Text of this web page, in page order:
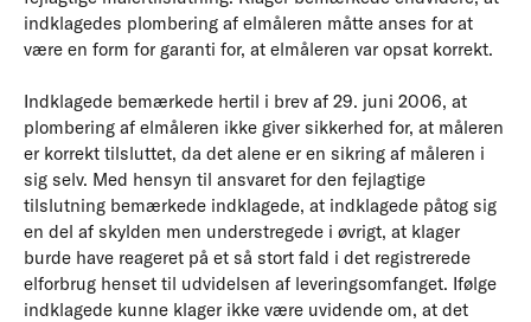
indklagedes plombering af elmåleren måtte anses for at
være en form for garanti for, at elmåleren var opsat korrekt.
Indklagede bemærkede hertil i brev af 29. juni 2006, at
plombering af elmåleren ikke giver sikkerhed for, at måleren
er korrekt tilsluttet, da det alene er en sikring af måleren i
sig selv. Med hensyn til ansvaret for den fejlagtige
tilslutning bemærkede indklagede, at indklagede påtog sig
en del af skylden men understregede i øvrigt, at klager
burde have reageret på et så stort fald i det registrerede
elforbrug henset til udvidelsen af leveringsomfanget. Ifølge
indklagede kunne klager ikke være uvidende om, at det